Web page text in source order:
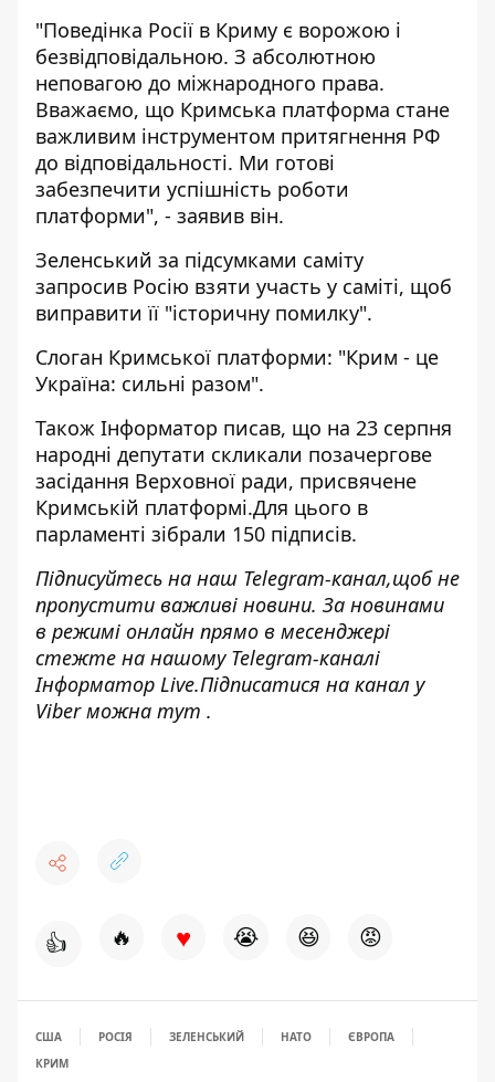
"Поведінка Росії в Криму є ворожою і
безвідповідальною. З абсолютною
неповагою до міжнародного права.
Вважаємо, що Кримська платформа стане
важливим інструментом притягнення РФ
до відповідальності. Ми готові
забезпечити успішність роботи
платформи", - заявив він.
Зеленський за підсумками саміту
запросив Росію взяти участь у саміті, щоб
виправити її "історичну помилку".
Слоган Кримської платформи: "Крим - це
Україна: сильні разом".
Також Інформатор писав, що на 23 серпня
народні депутати скликали позачергове
засідання Верховної ради, присвячене
Кримській платформі.Для цього в
парламенті зібрали 150 підписів.
Підписуйтесь на наш Telegram-канал,щоб не
пропустити важливі новини. За новинами
в режимі онлайн прямо в месенджері
стежте на нашому Telegram-каналі
Інформатор Live.Підписатися на канал у
Viber можна тут .
👍 🔥 ♥ 😭 😆 😡
США РОСІЯ ЗЕЛЕНСЬКИЙ НАТО
ЄВРОПА
КРИМ